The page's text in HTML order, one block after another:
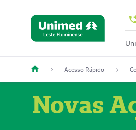
Acesso Rápido
Novas